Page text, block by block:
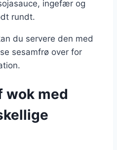
ingefær og
rundt.
du servere den med
sesamfrø over for
wok med